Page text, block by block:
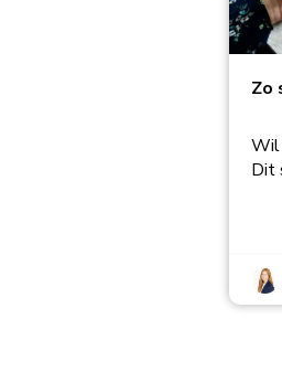
Zo
Wil
Dit